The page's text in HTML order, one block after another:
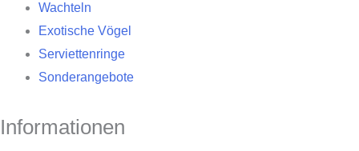
Wachteln
Exotische Vögel
Serviettenringe
Sonderangebote
Informationen